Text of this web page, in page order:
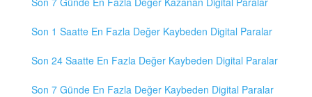
Son 1 Saatte En Fazla Değer Kaybeden Digital Paralar
Son 24 Saatte En Fazla Değer Kaybeden Digital Paralar
Son 7 Günde En Fazla Değer Kaybeden Digital Paralar